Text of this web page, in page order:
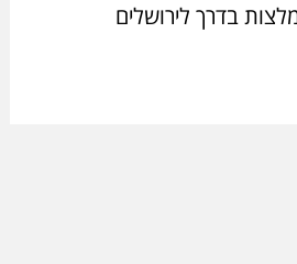
בדרך לירושלים